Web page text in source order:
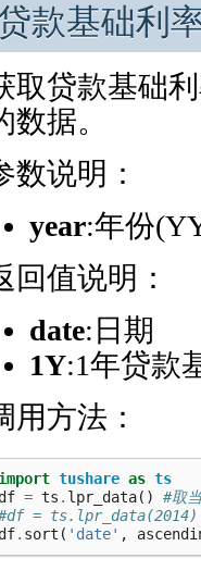
款基础利
取贷款基础
数据。
数说明：
year:年份
回值说明：
date:日期
1Y:1年贷款
用方法：
import tushare as ts
df = ts . lpr_data()
#取
= ts.lpr_data(2014) #
df. sort ( 'date' ,